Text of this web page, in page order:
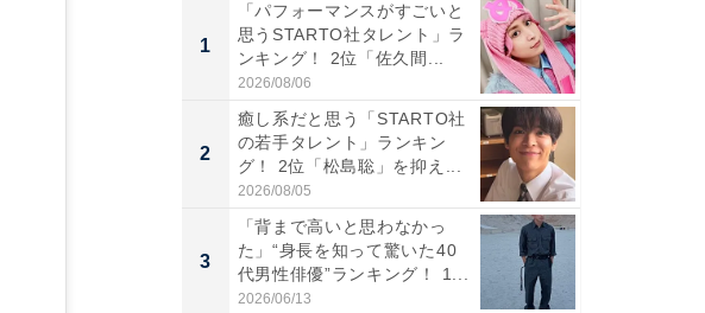
1
「パフォーマンスがすごいと
思うSTARTO社タレント」ラ
ンキング！ 2位「佐久間...
2026/08/06
2
癒し系だと思う「STARTO社
の若手タレント」ランキン
グ！ 2位「松島聡」を抑え...
2026/08/05
3
「背まで高いと思わなかっ
た」“身長を知って驚いた40
代男性俳優”ランキング！ 1...
2026/06/13